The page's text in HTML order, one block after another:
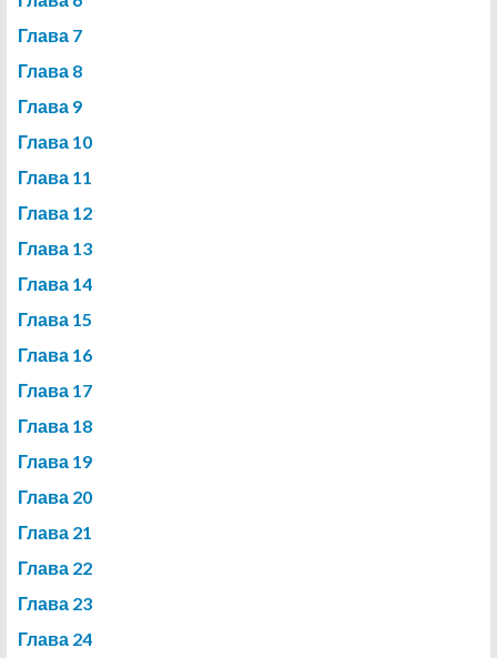
Глава 7
Глава 8
Глава 9
Глава 10
Глава 11
Глава 12
Глава 13
Глава 14
Глава 15
Глава 16
Глава 17
Глава 18
Глава 19
Глава 20
Глава 21
Глава 22
Глава 23
Глава 24